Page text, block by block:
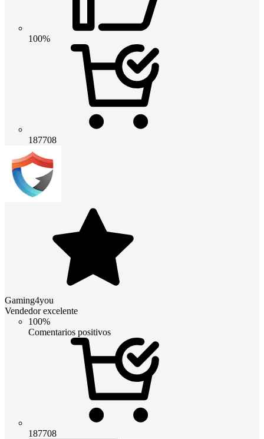
100%
187708
Gaming4you
Vendedor excelente
100%
Comentarios positivos
187708